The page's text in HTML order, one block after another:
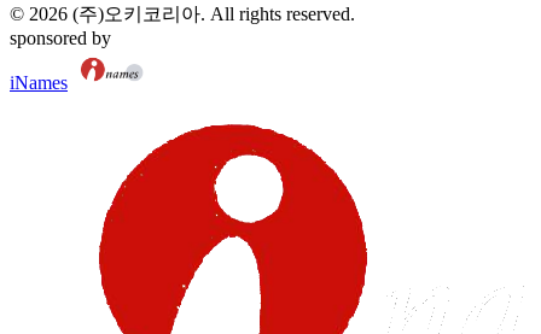
© 2026 (주)오키코리아. All rights reserved.
sponsored by
iNames